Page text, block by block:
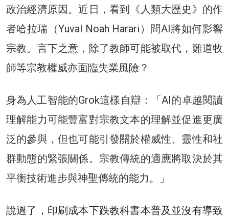
政治經濟原因。近日，看到《人類大歷史》的作
者哈拉瑞（Yuval Noah Harari）問AI將如何影響
宗教。言下之意，除了教師可能被取代，難道牧
師等宗教權威亦面臨失業風險？
身為人工智能的Grok這樣自辯：「AI的卓越閱讀
理解能力可能豐富對宗教文本的理解並促進更廣
泛的參與，但也可能引發關於權威性、靈性和社
群動態的緊張關係。宗教傳統的適應將取決於其
平衡技術進步與神聖傳統的能力。」
說過了，印刷成本下跌教科書本普及並沒有導致